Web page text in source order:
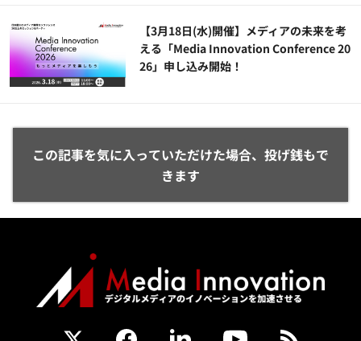
【3月18日(水)開催】メディアの未来を考
える「Media Innovation Conference 20
26」申し込み開始！
この記事を気に入っていただけた場合、投げ銭もで
きます